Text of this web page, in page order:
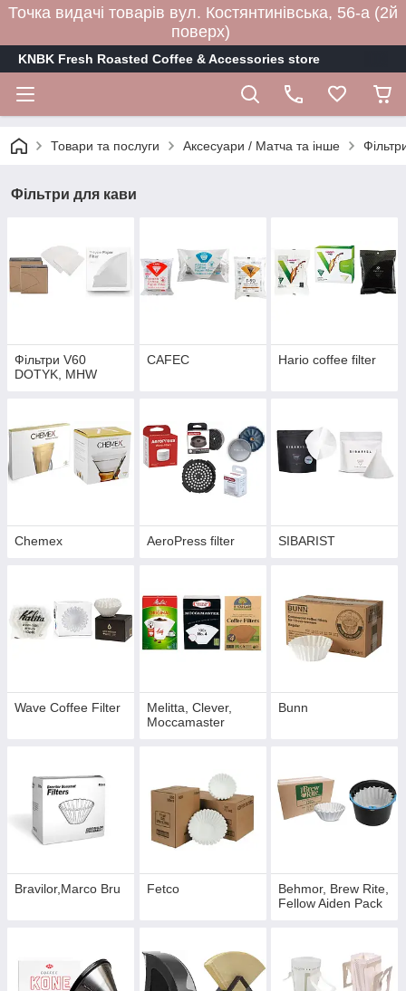
Точка видачі товарів вул. Костянтинівська, 56-а (2й
поверх)
KNBK Fresh Roasted Coffee & Accessories store
Товари та послуги Аксесуари / Матча та інше
Фільтри для кави
Фільтри V60
DOTYK, MHW
CAFEC Hario coffee filter
Chemex AeroPress filter SIBARIST
Wave Coffee Filter
Melitta, Clever,
Moccamaster
Bunn
Bravilor,Marco Bru Fetco
Behmor, Brew Rite,
Fellow Aiden Pack